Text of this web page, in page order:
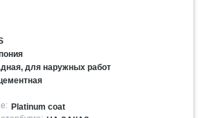
для наружных работ
Platinum coat